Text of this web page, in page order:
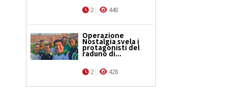
2 448
Operazione
Nostalgia svela i
protagonisti del
raduno di...
2 428